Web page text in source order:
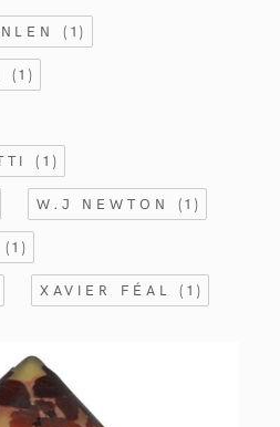
(1)
(1)
(1)
W.J NEWTON (1)
(1)
XAVIER FÉAL(1)